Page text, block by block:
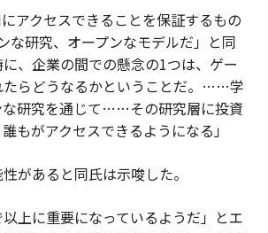
にアクセスできることを保証するもの
な研究、オープンなモデルだ」と同
、企業の間での懸念の1つは、ゲー
たらどうなるかということだ。……学
な研究を通じて……その研究層に投資
もがアクセスできるようになる」
があると同氏は示唆した。
以上に重要になっているようだ」とエ